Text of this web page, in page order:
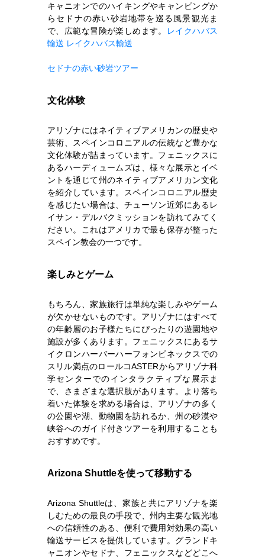
キャニオンでのハイキングやキャンピングか
らセドナの赤い砂岩地帯を巡る風景観光ま
で、広範な冒険が楽しめます。
レイクハバス
輸送 レイクハバス輸送
セドナの赤い砂岩ツアー
文化体験
アリゾナにはネイティブアメリカンの歴史や
芸術、スペインコロニアルの伝統など豊かな
文化体験が詰まっています。フェニックスに
あるハーディュームズは、様々な展示とイベ
ントを通じて州のネイティブアメリカン文化
を紹介しています。スペインコロニアル歴史
を感じたい場合は、チューソン近郊にあるレ
イサン・デルバクミッションを訪れてみてく
ださい。これはアメリカで最も保存が整った
スペイン教会の一つです。
楽しみとゲーム
もちろん、家族旅行は単純な楽しみやゲーム
が欠かせないものです。アリゾナにはすべて
の年齢層のお子様たちにぴったりの遊園地や
施設が多くあります。フェニックスにあるサ
イクロンハーバーハーフォンピネックスでの
スリル満点のロールコASTERからアリゾナ科
学センターでのインタラクティブな展示ま
で、さまざまな選択肢があります。より落ち
着いた体験を求める場合は、アリゾナの多く
の公園や湖、動物園を訪れるか、州の砂漠や
峡谷へのガイド付きツアーを利用することも
おすすめです。
Arizona Shuttleを使って移動する
Arizona Shuttleは、家族と共にアリゾナを楽
しむための最良の手段で、州内主要な観光地
への信頼性のある、便利で費用対効果の高い
輸送サービスを提供しています。グランドキ
ャニオンやセドナ、フェニックスなどどこへ